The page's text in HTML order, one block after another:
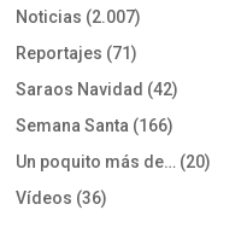
Noticias (2.007)
Reportajes (71)
Saraos Navidad (42)
Semana Santa (166)
Un poquito más de… (20)
Vídeos (36)